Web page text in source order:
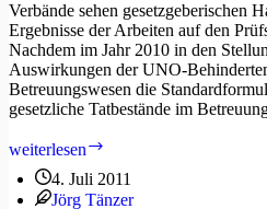
Verbände sehen gesetzgeberischen
Ergebnisse der Arbeiten auf den
Nachdem im Jahr 2010 in den
Auswirkungen der UNO-
Betreuungswesen die
gesetzliche Tatbestände im
weiterlesen
Regelungen
vorgeschlagen
4. Juli 2011
Jörg Tänzer